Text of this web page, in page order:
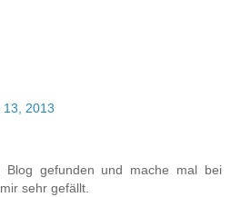
13, 2013
Blog gefunden und mache mal bei
sehr gefällt.